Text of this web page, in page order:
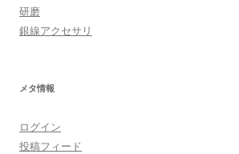
研磨
銀線アクセサリ
メタ情報
ログイン
投稿フィード